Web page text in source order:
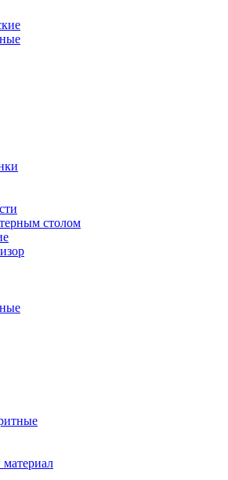
столом